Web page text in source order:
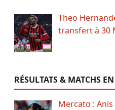
Theo
transfert à 30
RÉSULTATS & MATCHS
Mercato :